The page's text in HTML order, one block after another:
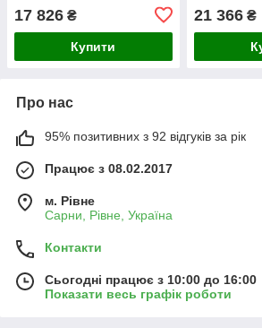
17 826 ₴
Купити
21 366₴
Про нас
95% позитивних з 92 відгуків за рік
Працює з 08.02.2017
м. Рівне
Сарни, Рівне, Україна
Контакти
Сьогодні працює з 10:00 до 16:00
Показати весь графік роботи